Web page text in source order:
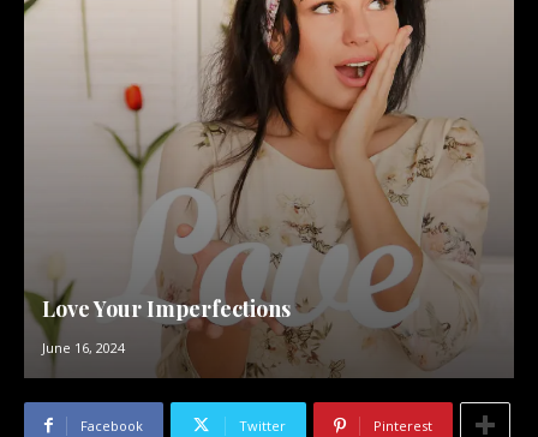
Love Your Imperfections
June 16, 2024
Facebook Twitter Pinterest